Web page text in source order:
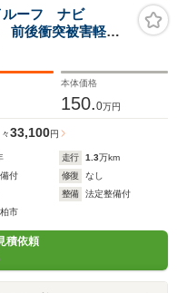
ルーフ ナビ
後衝突被害軽減
マット 電動格納
ライドドア 純正
ラー保証付本体価格
150.0万円
33,100円
走行 1.3万km
付 修復
なし
整備
法定整備付
市
積依頼